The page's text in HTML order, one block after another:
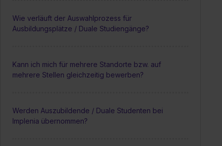
Wie verläuft der Auswahlprozess für
Ausbildungsplätze / Duale Studiengänge?
Kann ich mich für mehrere Standorte bzw. auf
mehrere Stellen gleichzeitig bewerben?
Werden Auszubildende / Duale Studenten bei
Implenia übernommen?